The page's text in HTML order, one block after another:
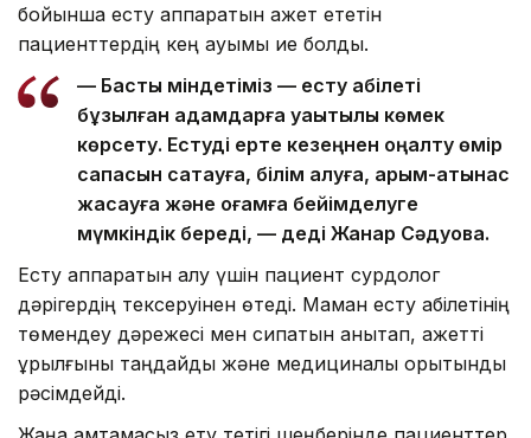
бойынша есту аппаратын қажет ететін
пациенттердің кең ауқымы ие болды.
— Басты міндетіміз — есту қабілеті
бұзылған адамдарға уақытылы көмек
көрсету. Естуді ерте кезеңнен оңалту өмір
сапасын сақтауға, білім алуға, қарым-қатынас
жасауға және қоғамға бейімделуге
мүмкіндік береді, — деді Жанар Сәдуова.
Есту аппаратын алу үшін пациент сурдолог
дәрігердің тексеруінен өтеді. Маман есту қабілетінің
төмендеу дәрежесі мен сипатын анықтап, қажетті
құрылғыны таңдайды және медициналық қорытынды
рәсімдейді.